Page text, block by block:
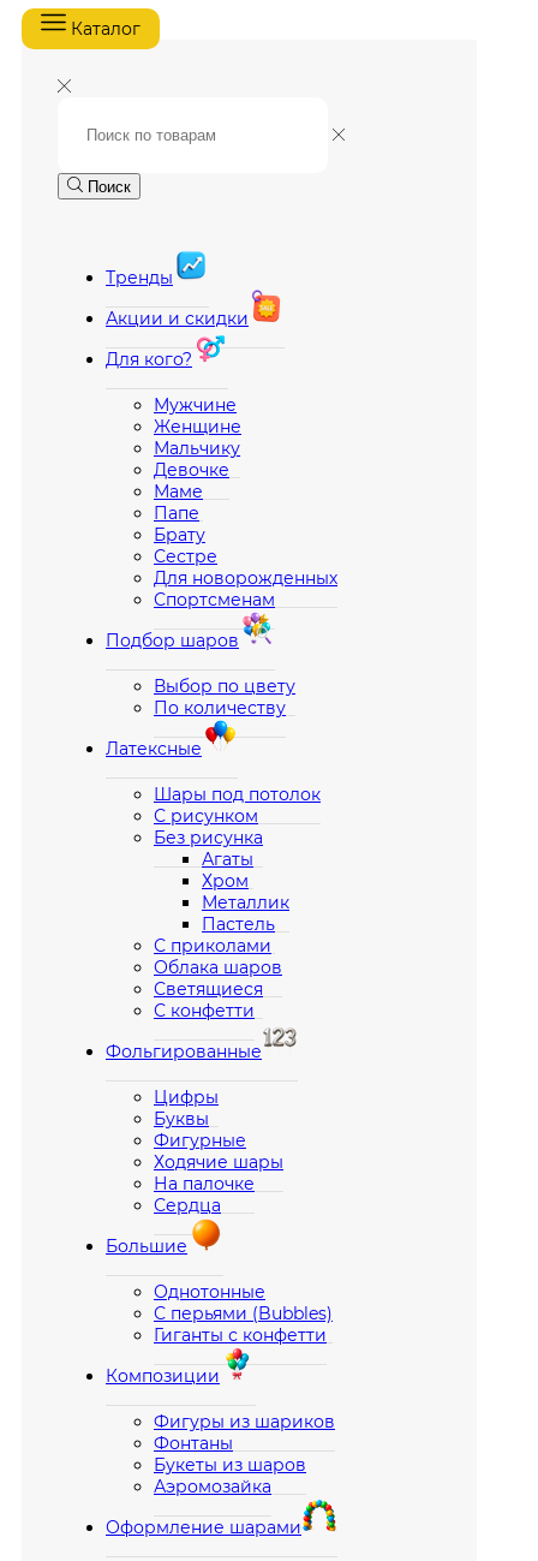
Каталог
Поиск
Тренды
Акции и скидки
Для кого?
Мужчине
Женщине
Мальчику
Девочке
Маме
Папе
Брату
Сестре
Для новорожденных
Спортсменам
Подбор шаров
Выбор по цвету
По количеству
Латексные
Шары под потолок
С рисунком
Без рисунка
Агаты
Хром
Металлик
Пастель
С приколами
Облака шаров
Светящиеся
С конфетти
Фольгированные
Цифры
Буквы
Фигурные
Ходячие шары
На палочке
Сердца
Большие
Однотонные
С перьями (Bubbles)
Гиганты с конфетти
Композиции
Фигуры из шариков
Фонтаны
Букеты из шаров
Аэромозайка
Оформление шарами